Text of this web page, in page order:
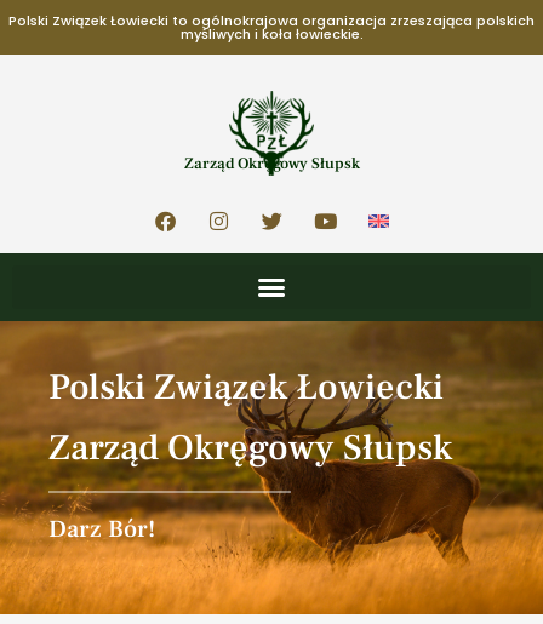
Polski Związek Łowiecki to ogólnokrajowa organizacja zrzeszająca polskich
myśliwych i koła łowieckie.
Zarząd Okręgowy Słupsk
Polski Związek Łowiecki
Zarząd Okręgowy Słupsk
Darz Bór!